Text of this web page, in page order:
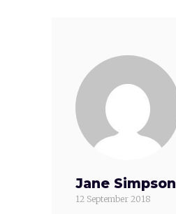
Jane Simpson
12 September 2018